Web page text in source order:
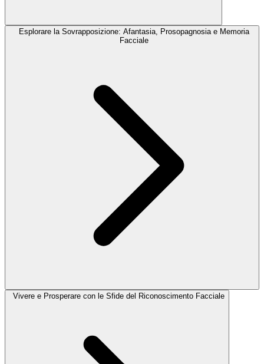
Esplorare la Sovrapposizione: Afantasia, Prosopagnosia e Memoria
Facciale
Vivere e Prosperare con le Sfide del Riconoscimento Facciale